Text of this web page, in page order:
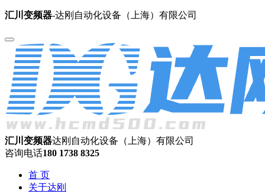
汇川变频器-达刚自动化设备（上海）有限公司
汇川变频器达刚自动化设备（上海）有限公司
咨询电话180 1738 8325
首 页
关于达刚